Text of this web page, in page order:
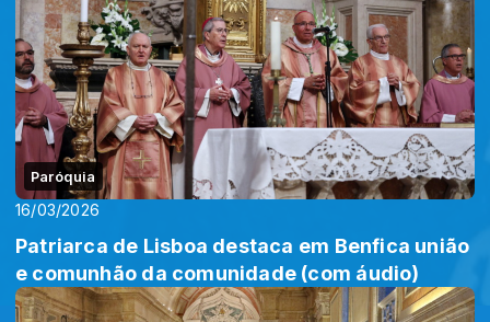
Paróquia
16/03/2026
Patriarca de Lisboa destaca em Benfica união
e comunhão da comunidade (com áudio)